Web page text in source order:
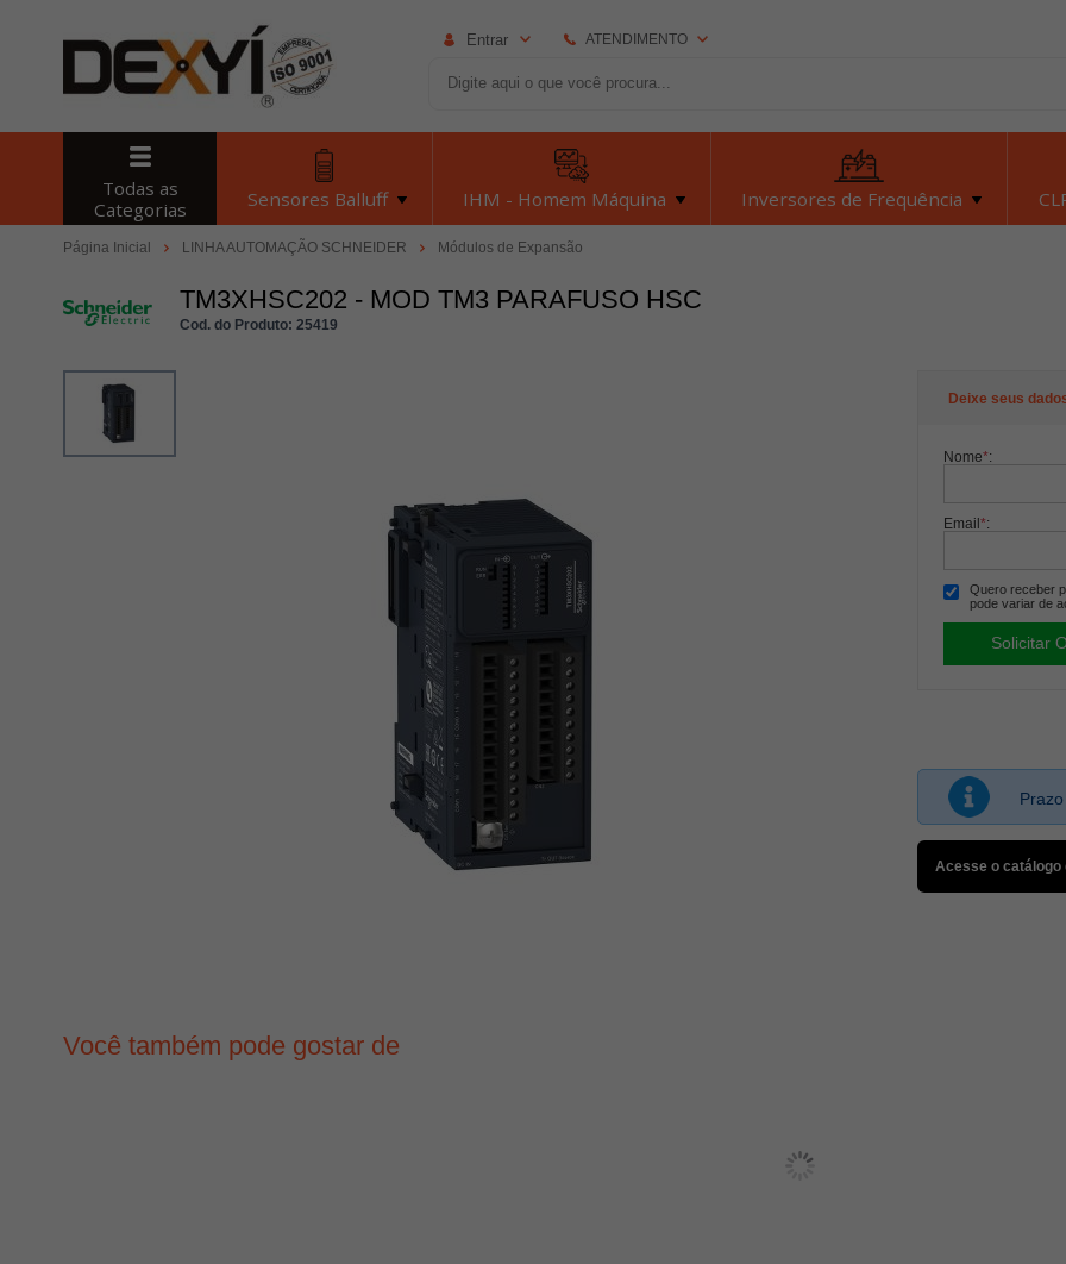
Entrar ATENDIMENTO
dexyiloja@dexyi.com.br
Todas as
Categorias
Sensores Balluff IHM - Homem Máquina Inversores de Frequência
Página Inicial LINHA AUTOMAÇÃO SCHNEIDER Módulos de Expansão
TM3XHSC202 - MOD TM3 PARAFUSO HSC
Cod. do Produto: 25419
Deixe seus
Nome*:
Email*:
Quero receber
pode variar de
Acesse o catálogo
Você também pode gostar de